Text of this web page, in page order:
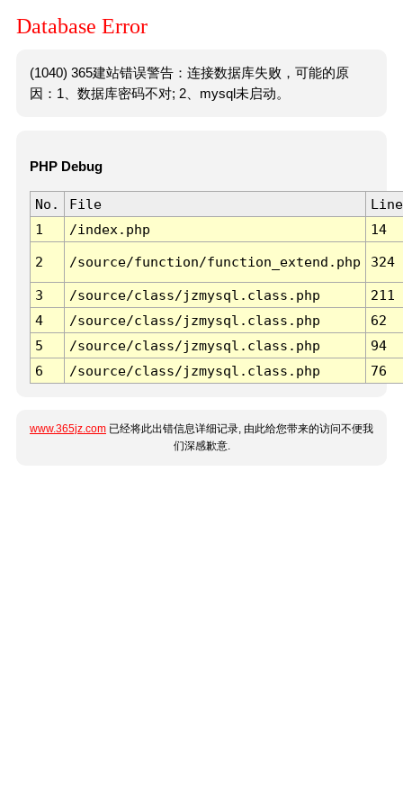
Database Error
(1040) 365建站错误警告：连接数据库失败，可能的原
因：1、数据库密码不对; 2、mysql未启动。
PHP Debug
No. File
Line
1
/index.php 14
2 /source/function/function_extend.php 324
3 /source/class/jzmysql.class.php
211
4
/source/class/jzmysql.class.php
62
5
/source/class/jzmysql.class.php
94
6
/source/class/jzmysql.class.php 76
www.365jz.com 已经将此出错信息详细记录, 由此给您带来的访问不便我
们深感歉意.